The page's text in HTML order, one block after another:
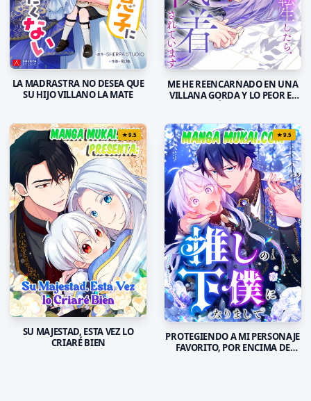
LA MADRASTRA NO DESEA QUE
SU HIJO VILLANO LA MATE
ME HE REENCARNADO EN UNA
VILLANA GORDA Y LO PEOR ES
★9.5
SU MAJESTAD, ESTA VEZ LO
CRIARÉ BIEN
★9.5
PROTEGIENDO A MI PERSONAJE
FAVORITO, POR ENCIMA DE